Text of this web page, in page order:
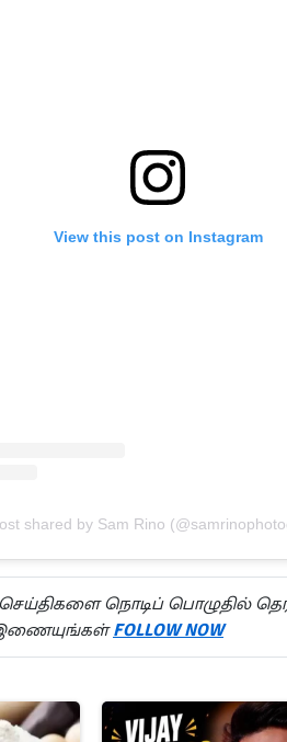
View this post on Instagram
shared by Sam Rino
நொடிப் பொழுதில்
FOLLOW NOW